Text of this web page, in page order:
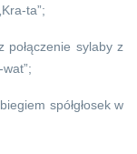
ta”;
połączenie sylaby z
spółgłosek w